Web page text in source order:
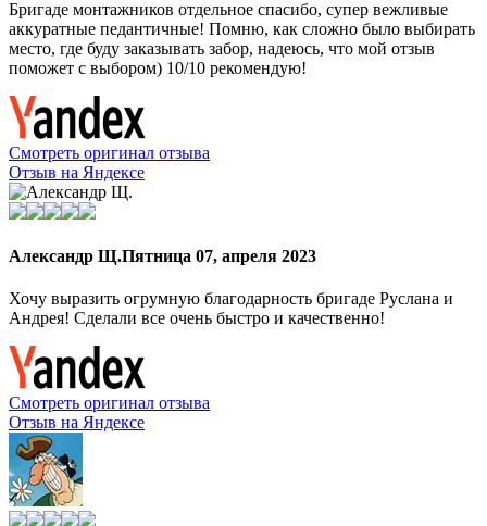
Бригаде монтажников отдельное спасибо, супер вежливые
аккуратные педантичные! Помню, как сложно было выбирать
место, где буду заказывать забор, надеюсь, что мой отзыв
поможет с выбором) 10/10 рекомендую!
Смотреть оригинал отзыва
Отзыв на Яндексе
Александр Щ.Пятница 07, апреля 2023
Хочу выразить огрумную благодарность бригаде Руслана и
Андрея! Сделали все очень быстро и качественно!
Смотреть оригинал отзыва
Отзыв на Яндексе